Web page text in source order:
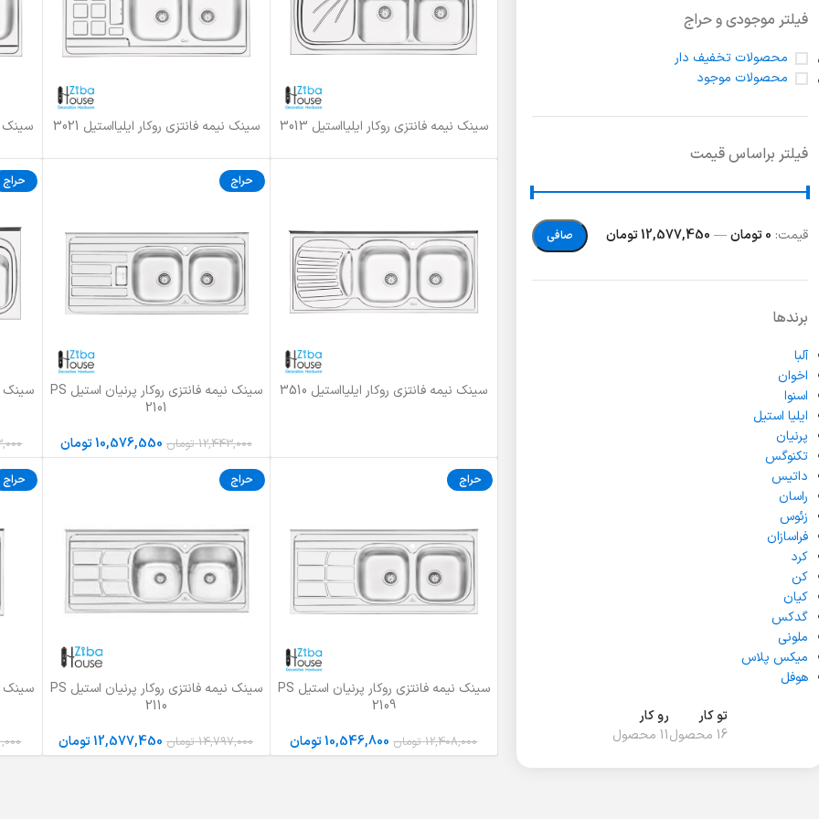
فیلتر موجودی و حراج
محصولات تخفیف دار
محصولات موجود
فیلتر براساس قیمت
صافی قيمت: 0 تومان — 12,577,450 تومان
برندها
آلبا
اخوان
اسنوا
ایلیا استیل
پرنیان
تکنوگس
داتیس
راسان
زئوس
فراسازان
کرد
کن
کیان
گدکس
ملونی
میکس پلاس
هوفل
تو کار
16 محصول
رو کار
11 محصول
اطلاعات بیشتر
سینک نیمه فانتزی روکار ایلیااستیل 3013 اطلاعات بیشتر
سینک نیمه فانتزی روکار ایلیااستیل 3021 سینک
اطلاعات بیشتر
سینک نیمه فانتزی روکار ایلیااستیل 3510
حراج
انتخاب گزینه ها
سینک نیمه فانتزی روکار پرنیان استیل PS
2101
12,443,000 تومان 10,576,550تومان
حراج
حراج
انتخاب گزینه ها
سینک نیمه فانتزی روکار پرنیان استیل PS
2109
12,408,000 تومان 10,546,800تومان
حراج
افزودن به سبد خرید
سینک نیمه فانتزی روکار پرنیان استیل PS
2110
14,797,000 تومان 12,577,450تومان
حراج